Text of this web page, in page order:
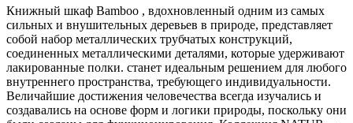
Книжный шкаф Bamboo , вдохновленный одним из самых
сильных и внушительных деревьев в природе, представляет
собой набор металлических трубчатых конструкций,
соединенных металлическими деталями, которые удерживают
лакированные полки. станет идеальным решением для любого
внутреннего пространства, требующего индивидуальности.
Величайшие достижения человечества всегда изучались и
создавались на основе форм и логики природы, поскольку они